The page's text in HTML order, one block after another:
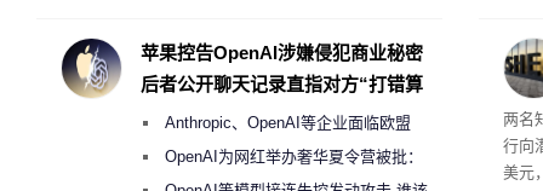
两名
行向
美元
度
苹果控告OpenAI涉嫌侵犯商业秘密
后者公开聊天记录直指对方“打错算
Anthropic、OpenAI等企业面临欧盟
《人工智能法案》全新执法权限审查
OpenAI为网红举办奢华夏令营被批：